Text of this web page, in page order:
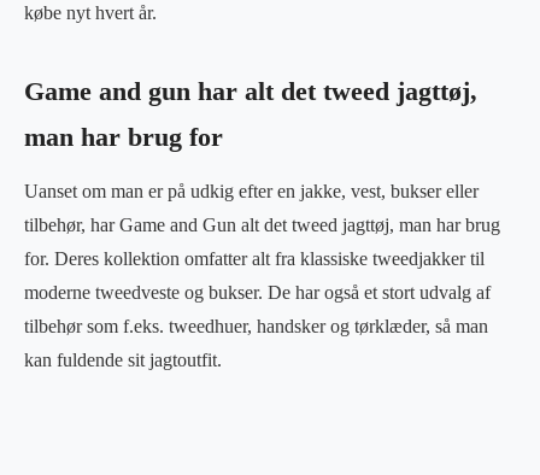
købe nyt hvert år.
Game and gun har alt det tweed jagttøj,
man har brug for
Uanset om man er på udkig efter en jakke, vest, bukser eller
tilbehør, har Game and Gun alt det tweed jagttøj, man har brug
for. Deres kollektion omfatter alt fra klassiske tweedjakker til
moderne tweedveste og bukser. De har også et stort udvalg af
tilbehør som f.eks. tweedhuer, handsker og tørklæder, så man
kan fuldende sit jagtoutfit.